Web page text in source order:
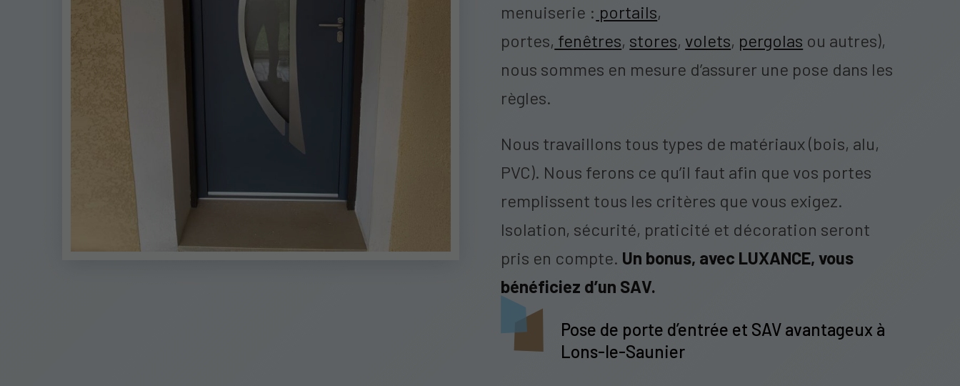
menuiserie : portails,
portes, fenêtres, stores, volets, pergolas ou autres),
nous sommes en mesure d’assurer une pose dans les
règles.
Nous travaillons tous types de matériaux (bois, alu,
PVC). Nous ferons ce qu’il faut afin que vos portes
remplissent tous les critères que vous exigez.
Isolation, sécurité, praticité et décoration seront
pris en compte. Un bonus, avec LUXANCE, vous
bénéficiez d’un SAV.
Pose de porte d’entrée et SAV avantageux à
Lons-le-Saunier